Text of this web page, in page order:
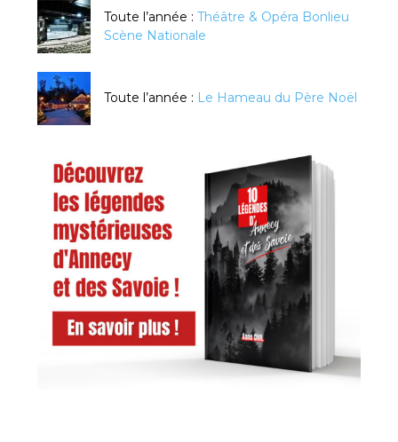
Toute l’année : Théâtre & Opéra Bonlieu
Scène Nationale
Toute l’année : Le Hameau du Père Noël